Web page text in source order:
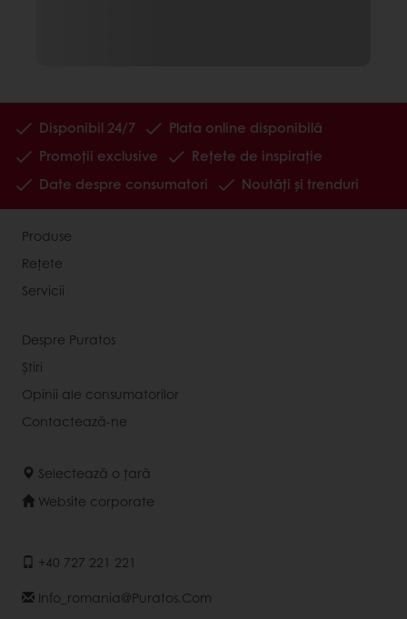
Disponibil 24/7
Plata online disponibilă
Promoții exclusive
Rețete de inspirație
Date despre consumatori
Noutăți și trenduri
Produse
Rețete
Servicii
Despre Puratos
Știri
Opinii ale consumatorilor
Contactează-ne
Selectează o țară
Website corporate
+40 727 221 221
Info_romania@puratos.com